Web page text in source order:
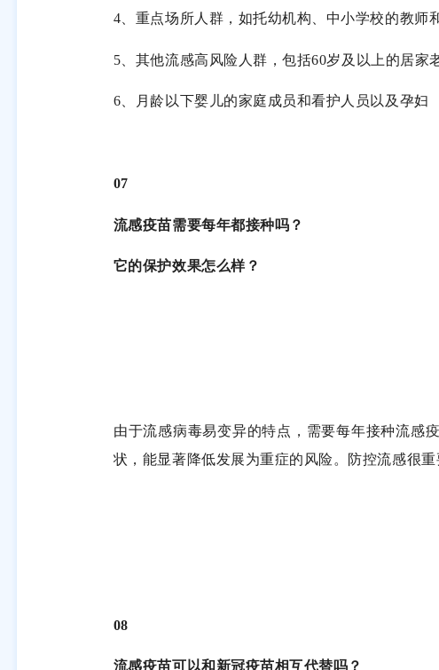
4 、重点场所人群，如托幼机构、中小学校的教
5 、其他流感高风险人群，包括60岁及以上的居家
6 、月龄以下婴儿的家庭成员和看护人员以及孕妇
07
流感疫苗需要每年都接种吗？
它的保护效果怎么样？
由于流感病毒易变异的特点，需要每年接种流感
状，能显著降低发展为重症的风险。防控流感很重
08
流感疫苗可以和新冠疫苗相互代替吗 ？